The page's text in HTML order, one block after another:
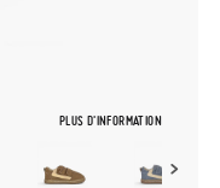
PLUS D'INFORMATION